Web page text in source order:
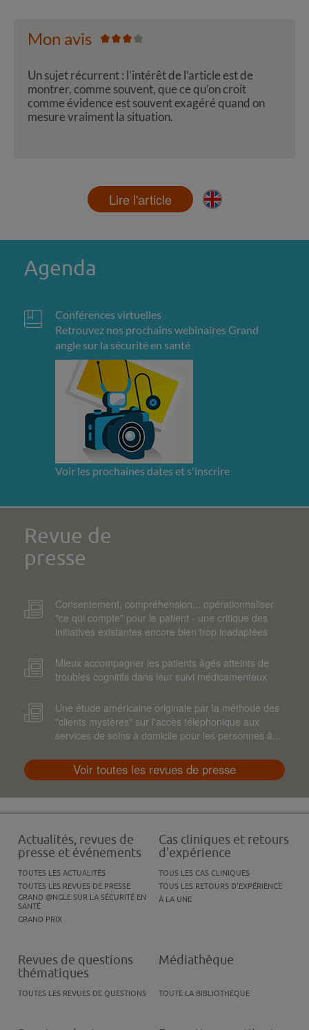
Mon avis
Un sujet récurrent : l’intérêt de l’article est de
montrer, comme souvent, que ce qu’on croit
comme évidence est souvent exagéré quand on
mesure vraiment la situation.
Lire l'article
Agenda
Conférences virtuelles
Retrouvez nos prochains webinaires Grand
angle sur la sécurité en santé
Voir les prochaines dates et s'inscrire
Revue de
presse
Consentement, compréhension... opérationnaliser
"ce qui compte" pour le patient - une critique des
initiatives existantes encore bien trop inadaptées
Mieux accompagner les patients âgés atteints de
troubles cognitifs dans leur suivi médicamenteux
Une étude américaine originale par la méthode des
"clients mystères" sur l'accès téléphonique aux
services de soins à domicile pour les personnes â...
Voir toutes les revues de presse
Actualités, revues de
presse et événements
TOUTES LES ACTUALITÉS
TOUTES LES REVUES DE PRESSE
GRAND @NGLE SUR LA SÉCURITÉ EN
SANTÉ
GRAND PRIX
Cas cliniques et retours
d'expérience
TOUS LES CAS CLINIQUES
TOUS LES RETOURS D'EXPÉRIENCE
À LA UNE
Revues de questions
thématiques
TOUTES LES REVUES DE QUESTIONS
Médiathèque
TOUTE LA BIBLIOTHÈQUE